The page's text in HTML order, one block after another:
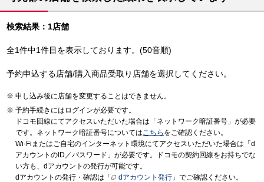
検索結果：1店舗
全1件中1件目を表示しております。(50音順)
予約申込する店舗/購入商品受取り店舗を選択してください。
申し込み後に店舗を変更することはできません。
予約手続きにはログインが必要です。
ドコモ回線にてアクセスいただいた場合は「ネットワーク暗証番号」が必要
です。ネットワーク暗証番号についてはこちら をご確認ください。
Wi-Fiまたはご自宅のインターネット環境にてアクセスいただいた場合は「d
アカウントのID／パスワード」が必要です。ドコモの契約回線をお持ちでな
い方も、dアカウントの発行が可能です。
dアカウントの発行・確認は「
dアカウント発行 」でご確認ください。